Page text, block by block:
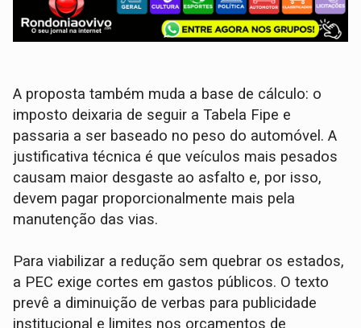
A proposta também muda a base de cálculo: o
imposto deixaria de seguir a Tabela Fipe e
passaria a ser baseado no peso do automóvel. A
justificativa técnica é que veículos mais pesados
causam maior desgaste ao asfalto e, por isso,
devem pagar proporcionalmente mais pela
manutenção das vias.
Para viabilizar a redução sem quebrar os estados,
a PEC exige cortes em gastos públicos. O texto
prevê a diminuição de verbas para publicidade
institucional e limites nos orçamentos de